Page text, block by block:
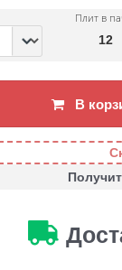
Плит в
12
В